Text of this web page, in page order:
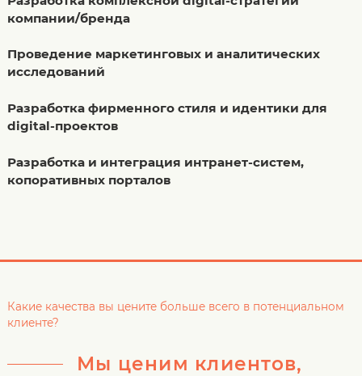
компании/бренда
Проведение маркетинговых и аналитических
исследований
Разработка фирменного стиля и идентики для
digital-проектов
Разработка и интеграция интранет-систем,
копоративных порталов
Какие качества вы цените больше всего в потенциальном
клиенте?
Мы ценим клиентов,